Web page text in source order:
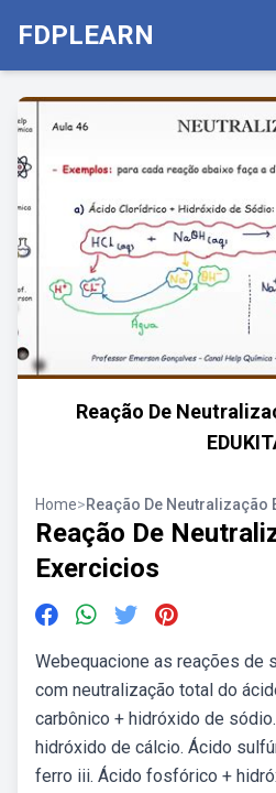
FDPLEARN
Reação De
Home>Reação De Neutralização
Reação De
Exercicios
Webequacione as reações de
com neutralização total do
carbônico + hidróxido de
hidróxido de cálcio. Ácido
ferro iii. Ácido fosfórico +